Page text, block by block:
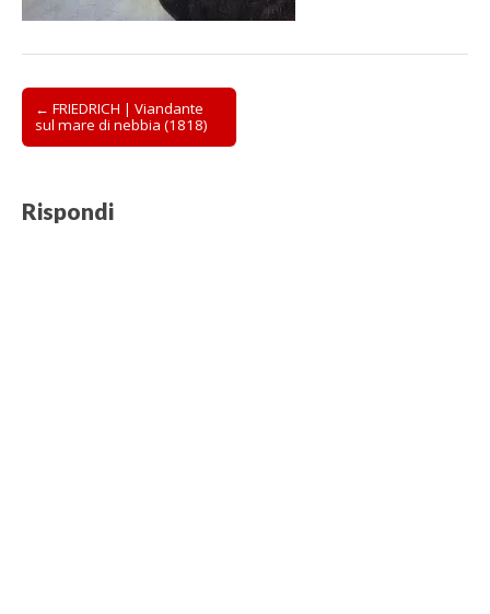
Post
navigation
← FRIEDRICH | Viandante
sul mare di nebbia (1818)
Rispondi